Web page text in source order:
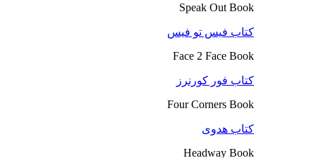
Speak Out Book
کتاب فیس تو فیس
Face 2 Face Book
کتاب فور کورنرز
Four Corners Book
کتاب هدوی
Headway Book